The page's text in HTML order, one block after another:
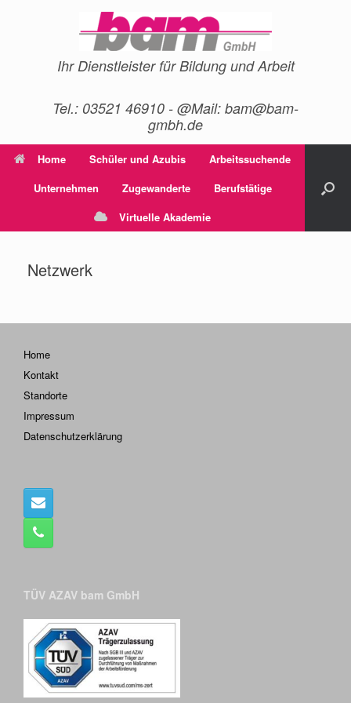
Ihr Dienstleister für Bildung und Arbeit
Tel.: 03521 46910 - @Mail: bam@bam-
gmbh.de
Home Schüler und Azubis
Arbeitssuchende
Unternehmen
Zugewanderte
Berufstätige
Virtuelle Akademie
Netzwerk
Home
Kontakt
Standorte
Impressum
Datenschutzerklärung
TÜV AZAV bam GmbH